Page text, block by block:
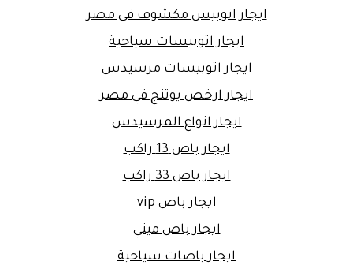
ايجار اتوبيس مكشوف فى مصر
ايجار اتوبيسات سياحية
ايجار اتوبيسات مرسيدس
ايجار ارخص يوتنج في مصر
ايجار انواع المرسيدس
ايجار باص 13 راكب
ايجار باص 33 راكب
ايجار باص vip
ايجار باص ميني
ايجار باصات سياحية